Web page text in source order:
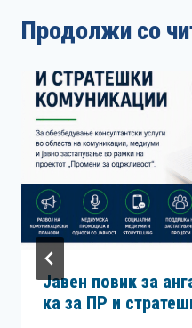
Продолжи со
Јавен повик за
ка за ПР и